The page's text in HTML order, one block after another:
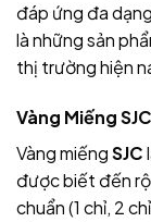
đáp ứng đa
là những sản
thị trường hiện
Vàng Miếng
Vàng miếngSJC
được biết đến
chuẩn (1 chỉ, 2